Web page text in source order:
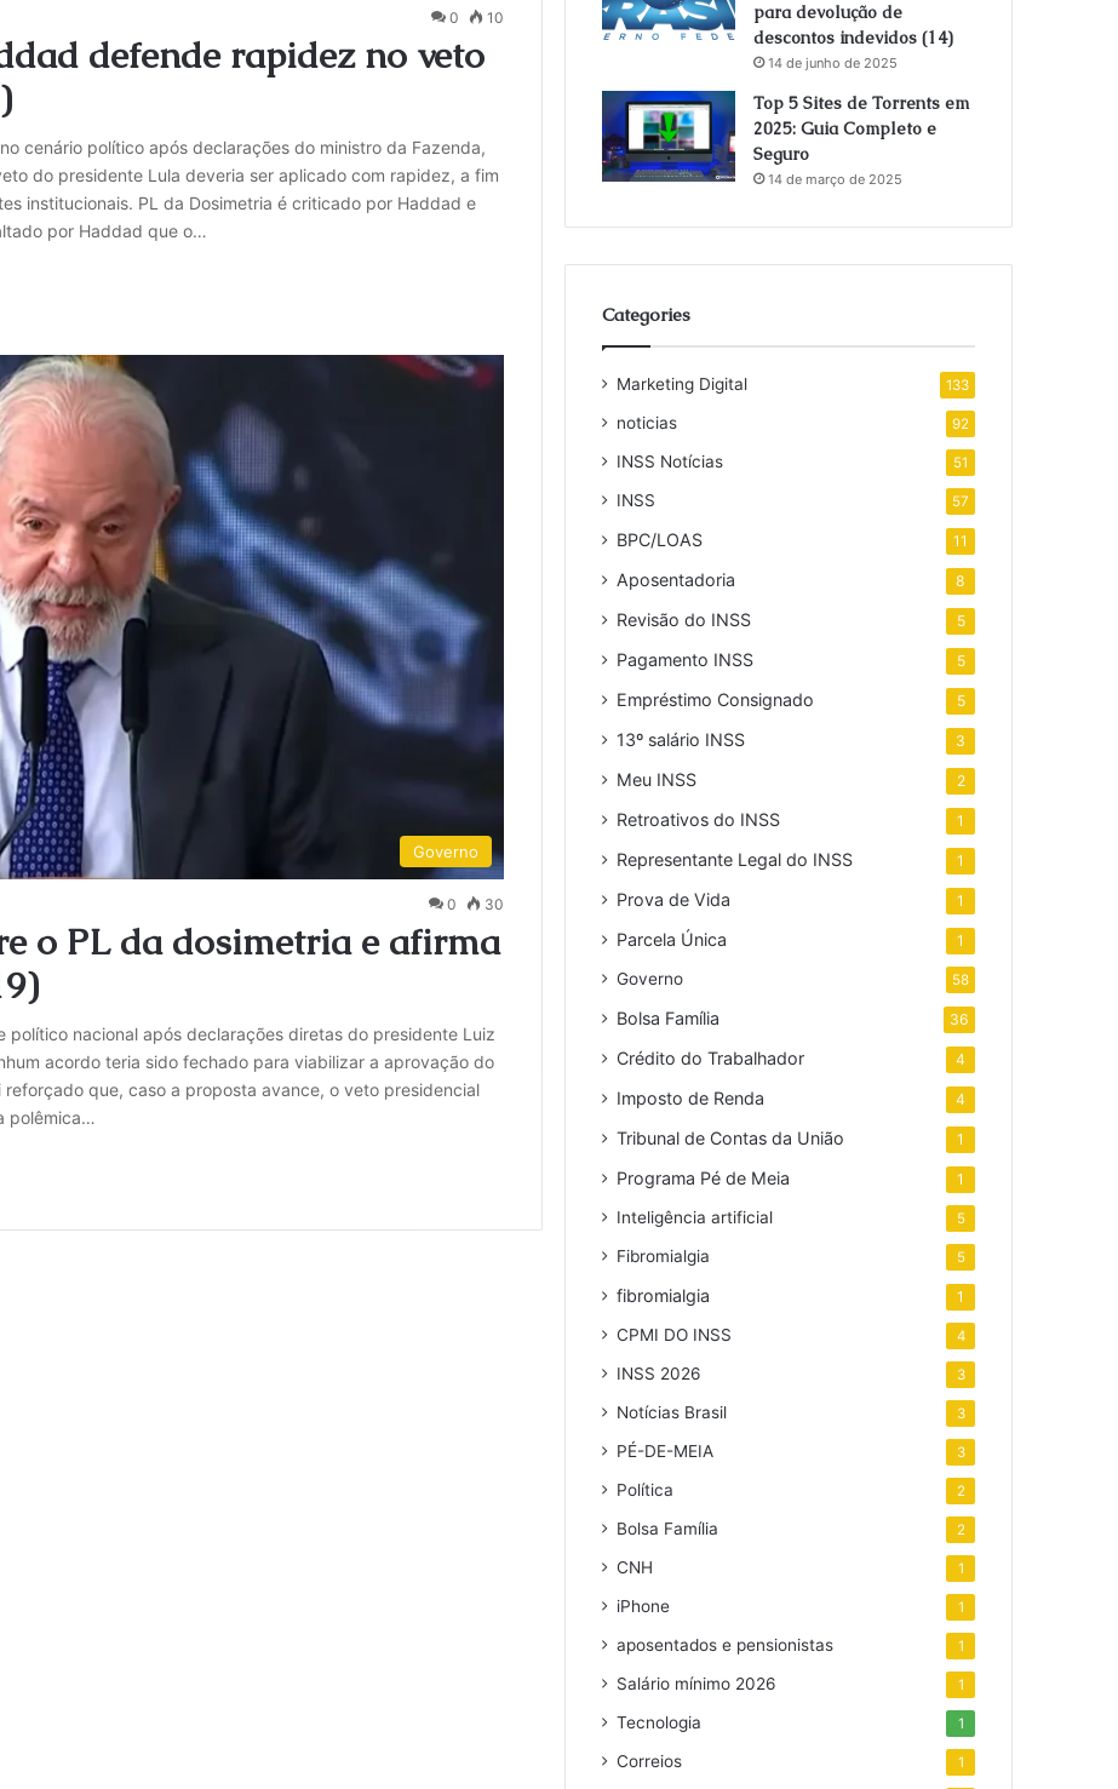
0 10
defende rapidez no veto
cenário político após declarações do ministro da Fazenda,
do presidente Lula deveria ser aplicado com rapidez, a fim
institucionais. PL da Dosimetria é criticado por Haddad e
por Haddad que o…
Governo
0 30
o PL da dosimetria e afirma
nacional após declarações diretas do presidente Luiz
acordo teria sido fechado para viabilizar a aprovação do
que, caso a proposta avance, o veto presidencial
polêmica…
para devolução de
descontos indevidos (14)
14 de junho de 2025
Top 5 Sites de Torrents em
2025: Guia Completo e
Seguro
14 de março de 2025
Categories
Marketing Digital 133
noticias 92
INSS Notícias 51
INSS 57
BPC/LOAS 11
Aposentadoria 8
Revisão do INSS 5
Pagamento INSS 5
Empréstimo Consignado 5
13º salário INSS 3
Meu INSS 2
Retroativos do INSS 1
Representante Legal do INSS 1
Prova de Vida 1
Parcela Única 1
Governo 58
Bolsa Família 36
Crédito do Trabalhador 4
Imposto de Renda 4
Tribunal de Contas da União 1
Programa Pé de Meia 1
Inteligência artificial 5
Fibromialgia 5
fibromialgia 1
CPMI DO INSS 4
INSS 2026 3
Notícias Brasil 3
PÉ-DE-MEIA 3
Política 2
Bolsa Família 2
CNH 1
iPhone 1
aposentados e pensionistas 1
Salário mínimo 2026 1
Tecnologia 1
Correios 1